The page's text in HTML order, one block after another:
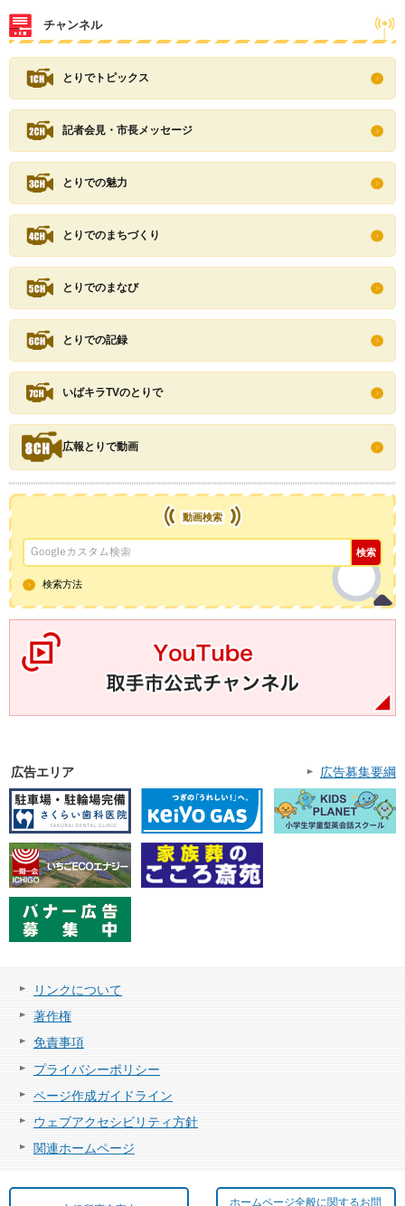
チャンネル
とりでトピックス
記者会見・市長メッセージ
とりでの魅力
とりでのまちづくり
とりでのまなび
とりでの記録
いばキラTVのとりで
広報とりで動画
動画検索
検索方法
広告エリア 広告募集要綱
リンクについて
著作権
免責事項
プライバシーポリシー
ページ作成ガイドライン
ウェブアクセシビリティ方針
関連ホームページ
ホームページ全般に関するお問